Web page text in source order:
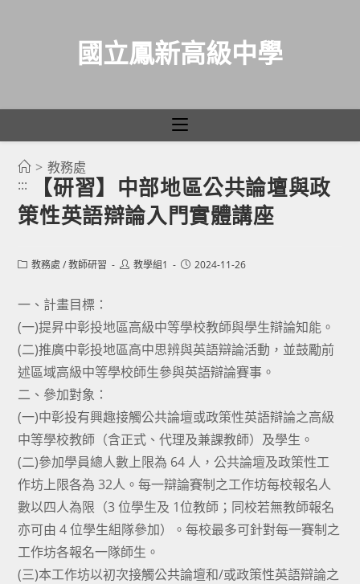
國立鳳新高級中學
> 教務處
:::
【研習】中部地區公共論壇與政
策性英語辯論入門實體講座
Post教務處 / 教師研習
Post教學組1
Post2024-11-26
一、計畫目標：
(一)提昇中彰投地區高級中等學校教師與學生辯論知能。
(二)推廣中彰投地區高中思辨與英語辯論活動，並鼓勵前
述區域高級中等學校師生參與英語辯論賽事。
二、參加對象：
(一)中彰投有興趣接觸公共論壇或政策性英語辯論之高級
中等學校教師（含正式、代理及兼課教師）及學生。
(二)參加學員總人數上限為 64 人，公共論壇及政策性工
作坊上限各為 32人。每一辯論賽制之工作坊每校報名人
數以四人為限（3 位學生及 1位教師；同校若無教師報名
亦可由 4 位學生組隊參加）。每校最多可針對每一賽制之
工作坊各報名一隊師生。
(三)本工作坊以初次接觸公共論壇和/或政策性英語辯論之